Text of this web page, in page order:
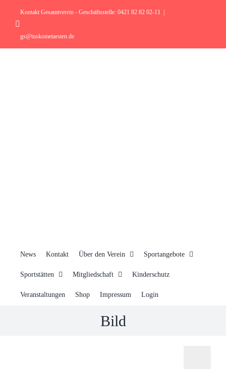
springen
Kontakt Gesamtverein - Geschäftsstelle: 0421 82 82 02-11
gs@tuskometarsten.de
News Kontakt Über den Verein Sportangebote
Sportstätten Mitgliedschaft Kinderschutz
Veranstaltungen Shop Impressum Login
Bild